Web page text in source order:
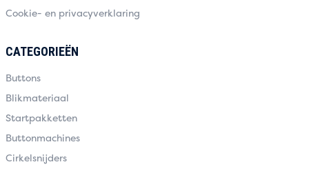
Cookie- en privacyverklaring
CATEGORIEËN
Buttons
Blikmateriaal
Startpakketten
Buttonmachines
Cirkelsnijders